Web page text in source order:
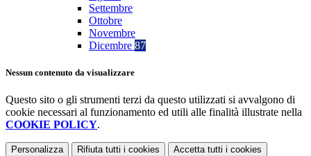
Settembre
Ottobre
Novembre
Dicembre 87
Nessun contenuto da visualizzare
Questo sito o gli strumenti terzi da questo utilizzati si avvalgono di
cookie necessari al funzionamento ed utili alle finalità illustrate nella
COOKIE POLICY.
Personalizza Rifiuta tutti i cookies Accetta tutti i cookies